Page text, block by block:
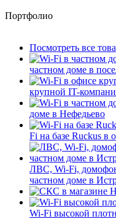
Портфолио
Посмотреть все
частном доме в
крупной IT-
доме в Нефедьево
Fi на базе Ruckus в
ЛВС, Wi-Fi,
частном доме в
Wi-Fi высокой